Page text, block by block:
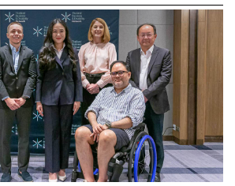
ทยที่เคยมีกำไรสุทธิครึ่งปีแรก 2562
รึ่งปีแรก 2563 นี้เหลือ 9,550 ล้านบาท
นดับที่ 5 (จากปีที่แล้วอยู่อันดับ 3) สาเหตุ
งฯ โดยในช่วงไตรมาส 2 ปี 2563 เพิ่ม
รก 2563 นี้ ทุกธนาคารทยอยตั้งสำรองฯ